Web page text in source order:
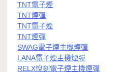
TNT電子煙
TNT煙彈
TNT電子煙
TNT煙彈
SWAG電子煙主機煙彈
LANA電子煙主機煙彈
RELX悅刻電子煙主機煙彈